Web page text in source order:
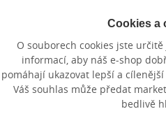
Cookies a
O souborech cookies jste
informací, aby náš e-shop
pomáhají ukazovat lepší a
Váš souhlas může předat
bedlivě